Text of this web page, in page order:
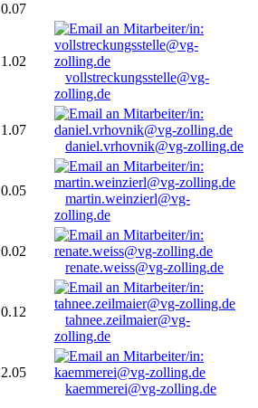
0.07
1.02
vollstreckungsstelle@vg-
zolling.de
1.07
daniel.vrhovnik@vg-zolling.de
0.05
martin.weinzierl@vg-
zolling.de
0.02
renate.weiss@vg-zolling.de
0.12
tahnee.zeilmaier@vg-
zolling.de
2.05
kaemmerei@vg-zolling.de